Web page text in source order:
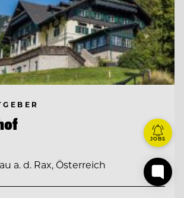
a. d. Rax, Österreich
JOBS